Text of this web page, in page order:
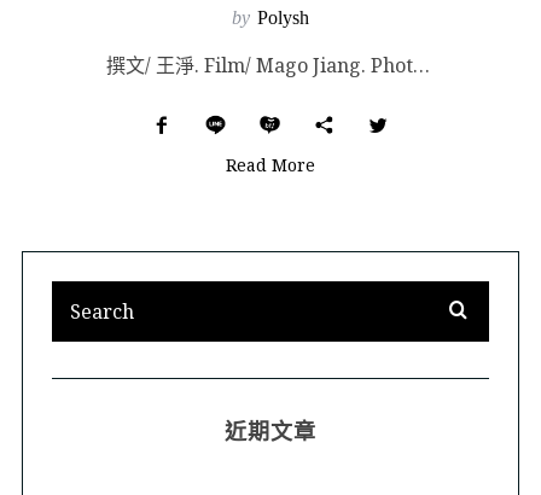
by Polysh
撰文/ 王淨. Film/ Mago Jiang. Photography/ 馬嘉駿. 自我有意識以...
Read More
近期文章